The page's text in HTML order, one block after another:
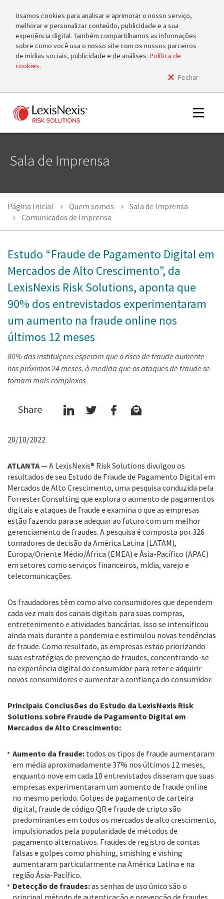
Usamos cookies para analisar e aprimorar o nosso serviço,
melhorar e personalizar conteúdo, publicidade e a sua
experiência digital. Também compartilhamos as informações
sobre como você usa o nosso site com os nossos parceiros
de mídias sociais, publicidade e de análises. Política de
cookies.
Fechar
Toggle
Sala de Imprensa
Página Inicial Quem somos
Sala de Imprensa
Comunicados de Imprensa
Estudo “Fraude de Pagamento Digital em
Mercados de Alto Crescimento”, da
LexisNexis Risk Solutions, aponta que
90% dos entrevistados experimentaram
um aumento na fraude online nos
últimos 12 meses
80% das instituições esperam que o risco de fraude aumente
nos próximos 24 meses, à medida que os ataques de fraude se
tornam mais complexos
Share
20/10/2022
ATLANTA— A LexisNexis® Risk Solutions divulgou os
resultados de seu Estudo de Fraude de Pagamento Digital em
Mercados de Alto Crescimento, uma pesquisa conduzida pela
Forrester Consulting que explora o aumento de pagamentos
digitais e ataques de fraude e examina o que as empresas
estão fazendo para se adequar ao futuro com um melhor
gerenciamento de fraudes. A pesquisa é composta por 326
tomadores de decisão da América Latina (LATAM),
Europa/Oriente Médio/África (EMEA) e Ásia-Pacífico (APAC)
em setores como serviços financeiros, mídia, varejo e
telecomunicações.
Os fraudadores têm como alvo consumidores que dependem
cada vez mais dos canais digitais para suas compras,
entretenimento e atividades bancárias. Isso se intensificou
ainda mais durante a pandemia e estimulou novas tendências
de fraude. Como resultado, as empresas estão priorizando
suas estratégias de prevenção de fraudes, concentrando-se
na experiência digital do consumidor para reter e adquirir
novos consumidores e aumentar a confiança do consumidor.
Principais Conclusões do Estudo da LexisNexis Risk
Solutions sobre Fraude de Pagamento Digital em
Mercados de Alto Crescimento:
Aumento da fraude: todos os tipos de fraude aumentaram
em média aproximadamente 37% nos últimos 12 meses,
enquanto nove em cada 10 entrevistados disseram que suas
empresas experimentaram um aumento de fraude online
no mesmo período. Golpes de pagamento de carteira
digital, fraude de código QR e fraude de cripto são
predominantes em todos os mercados de alto crescimento,
impulsionados pela popularidade de métodos de
pagamento alternativos. Fraudes de registro de contas
falsas e golpes como phishing, smishing e vishing
aumentaram particularmente na América Latina e na
região Ásia-Pacífico.
Detecção de fraudes:as senhas de uso único são o
principal método de autenticação e prevenção de fraudes